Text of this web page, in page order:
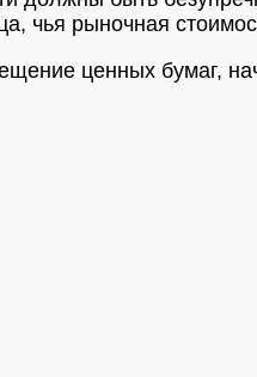
чья рыночная
ценных бумаг,